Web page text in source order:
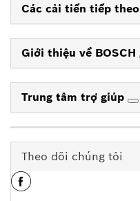
Các cải tiến tiếp theo
Giới thiệu về BOSCH
Trung tâm trợ giúp
Theo dõi chúng tôi